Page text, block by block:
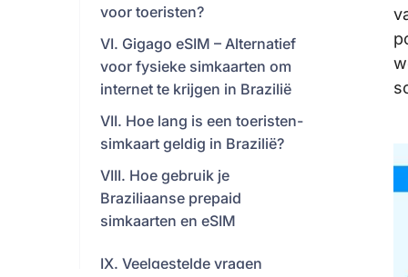
voor toeristen?
VI. Gigago eSIM – Alternatief
voor fysieke simkaarten om
internet te krijgen in Brazilië
VII. Hoe lang is een toeristen-
simkaart geldig in Brazilië?
VIII. Hoe gebruik je
Braziliaanse prepaid
simkaarten en eSIM
IX. Veelgestelde vragen